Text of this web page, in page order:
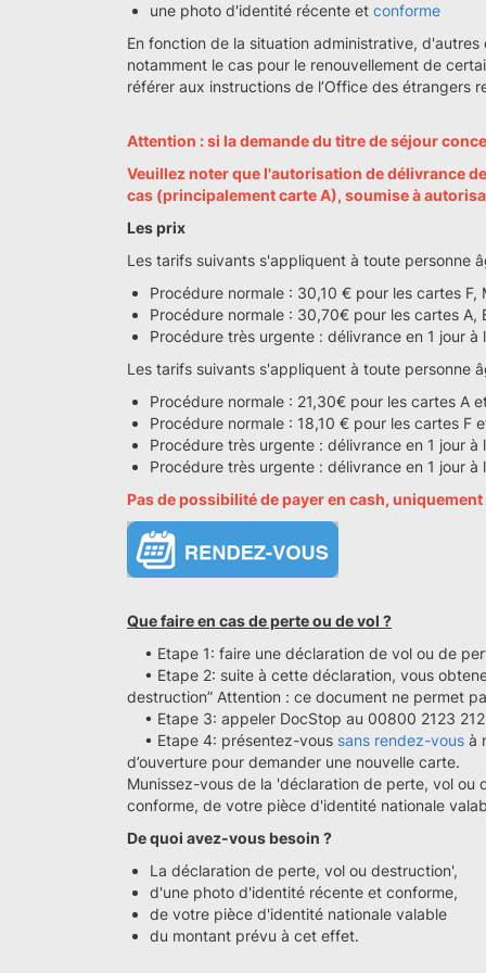
une photo d'identité récente et conforme
En fonction de la situation administrative,
notamment le cas pour le renouvellement de
référer aux instructions de l’Office des
Attention : si la demande du titre de séjour
Veuillez noter que l'autorisation de délivrance
cas (principalement carte A), soumise à
Les prix
Les tarifs suivants s'appliquent à toute personne
Procédure normale : 30,10 € pour les cartes F,
Procédure normale : 30,70€ pour les cartes A,
Procédure très urgente : délivrance en 1 jour
Les tarifs suivants s'appliquent à toute personne
Procédure normale : 21,30€ pour les cartes A
Procédure normale : 18,10 € pour les cartes F
Procédure très urgente : délivrance en 1 jour
Procédure très urgente : délivrance en 1 jour
Pas de possibilité de payer en cash,
Que faire en cas de perte ou de vol ?
• Etape 1: faire une déclaration de vol ou de
• Etape 2: suite à cette déclaration, vous
destruction” Attention : ce document ne permet
• Etape 3: appeler DocStop au 00800 2123
• Etape 4: présentez-vous sans rendez-vous à
d’ouverture pour demander une nouvelle carte.
Munissez-vous de la 'déclaration de perte, vol
conforme, de votre pièce d'identité nationale
De quoi avez-vous besoin ?
La déclaration de perte, vol ou destruction',
d'une photo d'identité récente et conforme,
de votre pièce d'identité nationale valable
du montant prévu à cet effet.